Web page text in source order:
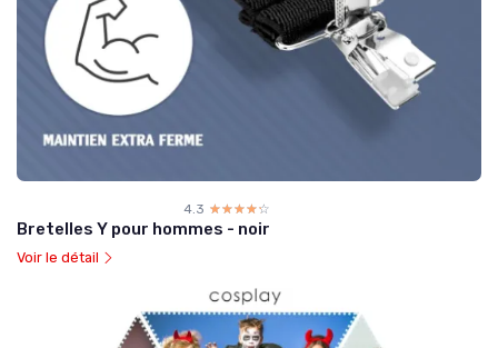
4.3 ☆☆☆☆☆
★★★★★
Bretelles Y pour hommes - noir
Voir le détail